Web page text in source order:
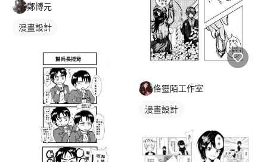
鄭博元
漫畫設計
佫靈陌工作室
漫畫設計